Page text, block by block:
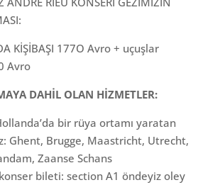
KİŞİBAŞI 177O Avro + uçuşlar
Avro
DAHİL OLAN HİZMETLER:
bir rüya ortamı yaratan
Ghent, Brugge, Maastricht, Utrecht,
Zaanse Schans
bileti: section A1 öndeyiz oley